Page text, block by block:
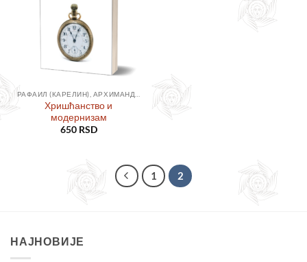
Хришћанство и
модернизам
650 RSD
1 2
НАЈНОВИЈЕ